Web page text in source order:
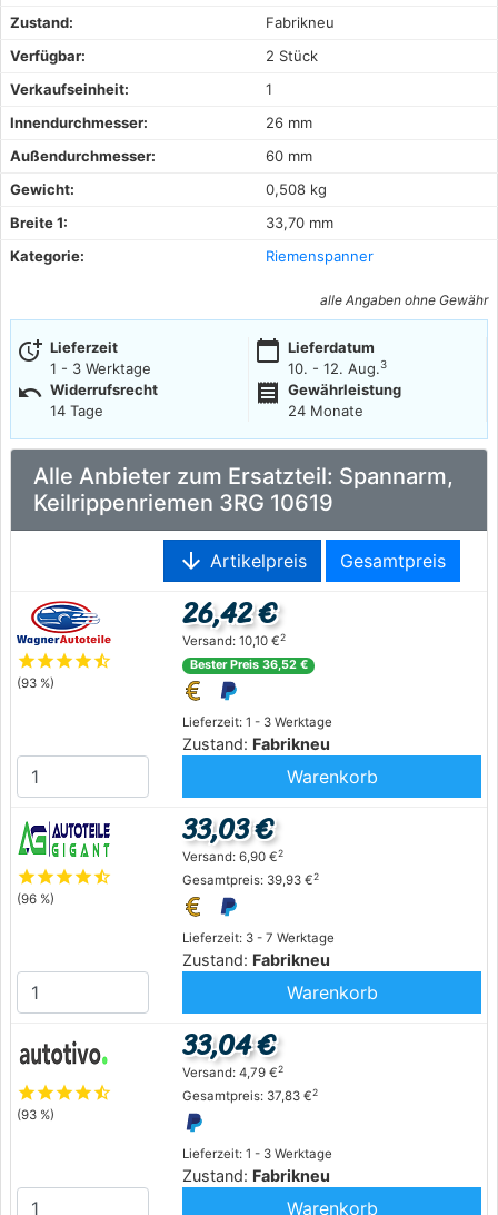
Zustand:
Fabrikneu
Verfügbar:
2 Stück
Verkaufseinheit:
1
Innendurchmesser:
26 mm
Außendurchmesser:
60 mm
Gewicht:
0,508 kg
Breite 1:
33,70 mm
Kategorie:
Riemenspanner
alle Angaben ohne Gewähr
more_time Lieferzeit
1 - 3 Werktage
calendar_today Lieferdatum
10. - 12. Aug.3
undo Widerrufsrecht
14 Tage
receipt
Gewährleistung
24 Monate
Alle Anbieter zum Ersatzteil: Spannarm,
Keilrippenriemen 3RG 10619
arrow_downward Artikelpreis Gesamtpreis
starstarstarstarstar_half
(93 %)
Lieferzeit: 1 - 3 Werktage
Zustand: Fabrikneu
26,42 €
Versand: 10,10 €2
Bester Preis 36,52 €
Warenkorb
starstarstarstarstar_half
(96 %)
Lieferzeit: 3 - 7 Werktage
Zustand: Fabrikneu
33,03 €
Versand: 6,90 €2
Gesamtpreis: 39,93 €2
Warenkorb
starstarstarstarstar_half
(93 %)
Lieferzeit: 1 - 3 Werktage
Zustand: Fabrikneu
33,04 €
Versand: 4,79 €2
Gesamtpreis: 37,83 €2
Warenkorb